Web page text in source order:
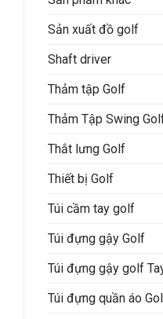
Sản xuất đồ golf
Shaft driver
Thảm tập Golf
Thảm Tập Swing
Thắt lưng Golf
Thiết bị Golf
Túi cầm tay golf
Túi đựng gậy Golf
Túi đựng gậy golf
Túi đựng quần áo
lý xả lỗ
Được xếp
hạng
sao
là:
Mua hàng nhanh